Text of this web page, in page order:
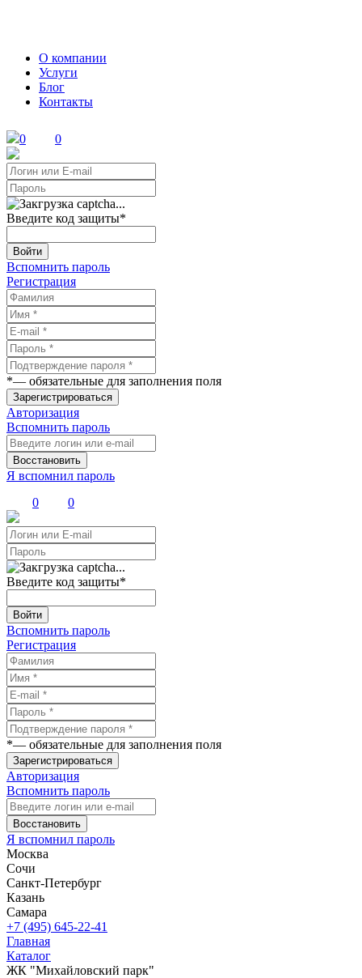
О компании
Услуги
Блог
Контакты
0 0
Введите код защиты*
Войти
Вспомнить пароль
Регистрация
*— обязательные для заполнения поля
Зарегистрироваться
Авторизация
Вспомнить пароль
Восстановить
Я вспомнил пароль
0
0
Введите код защиты*
Войти
Вспомнить пароль
Регистрация
*— обязательные для заполнения поля
Зарегистрироваться
Авторизация
Вспомнить пароль
Восстановить
Я вспомнил пароль
Москва
Сочи
Санкт-Петербург
Казань
Самара
+7 (495) 645-22-41
Главная
Каталог
ЖК "Михайловский парк"